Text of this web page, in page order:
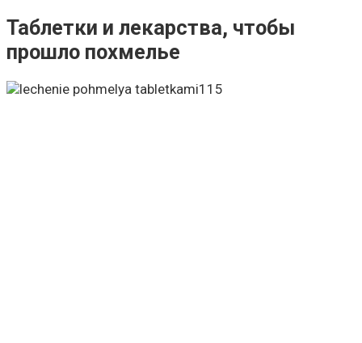
Таблетки и лекарства, чтобы
прошло похмелье